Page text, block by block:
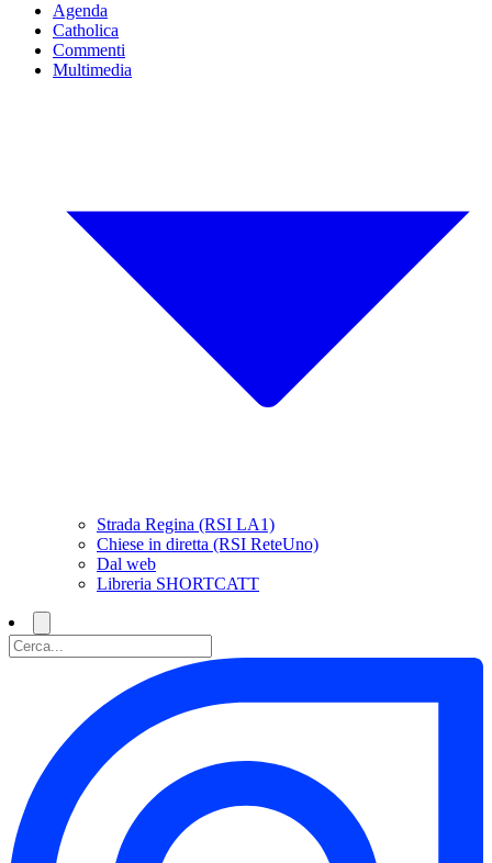
Agenda
Catholica
Commenti
Multimedia
Strada Regina (RSI LA1)
Chiese in diretta (RSI ReteUno)
Dal web
Libreria SHORTCATT